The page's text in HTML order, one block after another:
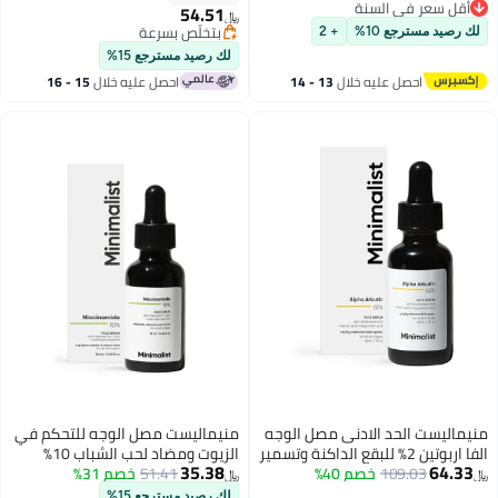
الدقيقة والتجاعيد، تركيبة ريتينول
متوسطة القوة (عبوة من قطعة
واحدة)
أقل سعر في السنة
أقل سعر في السنة
لك رصيد مسترجع 10% + 2
احصل عليه خلال 13 - 14
اغسطس
متوهجة | تفتيح وحماية متقدمة
﷼‏ 54.51
بتخلّص بسرعة
بتخلّص بسرعة
لك رصيد مسترجع 15%
احصل عليه خلال 15 - 16
اغسطس
منيماليست الحد الادنى مصل الوجه
الفا اربوتين 2% للبقع الداكنة وتسمير
الشمس | سيروم للوجه بحمض
﷼‏64.33
109.03خصم 40%
منيماليست مصل الوجه للتحكم في
الزيوت ومضاد لحب الشباب 10%
نياسيناميد مع الزنك | تنقية البشرة
﷼‏35.38
51.41خصم 31%